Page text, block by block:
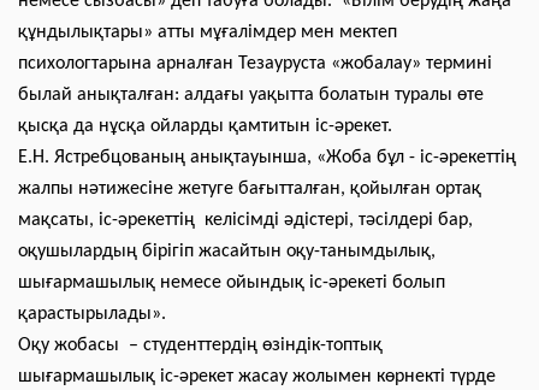
құндылықтары» атты мұғалімдер мен мектеп
психологтарына арналған Тезауруста «жобалау» термині
былай анықталған: алдағы уақытта болатын туралы өте
қысқа да нұсқа ойларды қамтитын іс-әрекет.
Е.Н. Ястребцованың анықтауынша, «Жоба бұл - іс-әрекеттің
жалпы нәтижесіне жетуге бағытталған, қойылған ортақ
мақсаты, іс-әрекеттің келісімді әдістері, тәсілдері бар,
оқушылардың бірігіп жасайтын оқу-танымдылық,
шығармашылық немесе ойындық іс-әрекеті болып
қарастырылады».
Оқу жобасы – студенттердің өзіндік-топтық
шығармашылық іс-әрекет жасау жолымен көрнекті түрде